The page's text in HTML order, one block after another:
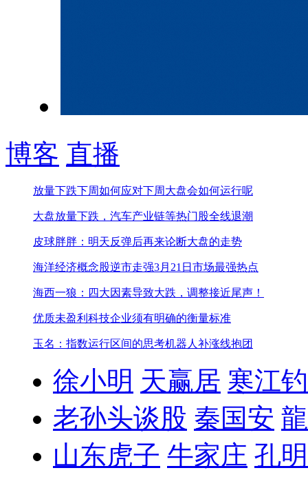
博客 直播
放量下跌下周如何应对下周大盘会如何运行呢
大盘放量下跌，汽车产业链等热门股全线退潮
皮球胖胖：明天反弹后再来论断大盘的走势
海洋经济概念股逆市走强3月21日市场最强热点
海西一狼：四大因素导致大跌，调整接近尾声！
优质未盈利科技企业须有明确的衡量标准
玉名：指数运行区间的思考机器人补涨线抱团
徐小明 天赢居 寒江
老孙头谈股 秦国安
山东虎子 牛家庄 孔